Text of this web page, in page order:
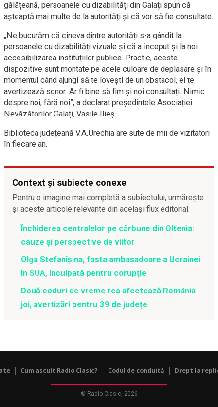
gălățeană, persoanele cu dizabilități din Galați spun că
așteaptă mai multe de la autorități și că vor să fie consultate.
„Ne bucurăm că cineva dintre autorități s-a gândit la
persoanele cu dizabilități vizuale și că a început și la noi
accesibilizarea instituțiilor publice. Practic, aceste
dispozitive sunt montate pe acele culoare de deplasare și în
momentul când ajungi să te lovești de un obstacol, el te
avertizează sonor. Ar fi bine să fim și noi consultați. Nimic
despre noi, fără noi”, a declarat președintele Asociației
Nevăzătorilor Galați, Vasile Ilieș.
Biblioteca județeană V.A.Urechia are sute de mii de vizitatori
în fiecare an.
Context și subiecte conexe
Pentru o imagine mai completă a subiectului, urmărește
și aceste articole relevante din același flux editorial.
Închiderea centralelor pe cărbune din Oltenia:
cauze și perspective de viitor
Olga Stefanîşina, fosta ambasadoare a Ucrainei
în SUA, inculpată pentru corupţie
Două coduri de vreme rea afectează România
joi, avertizări pentru 39 de județe
Cum ascult Radio Clasic? Codul de conduită Drept la
© Radio Clasic, 2026